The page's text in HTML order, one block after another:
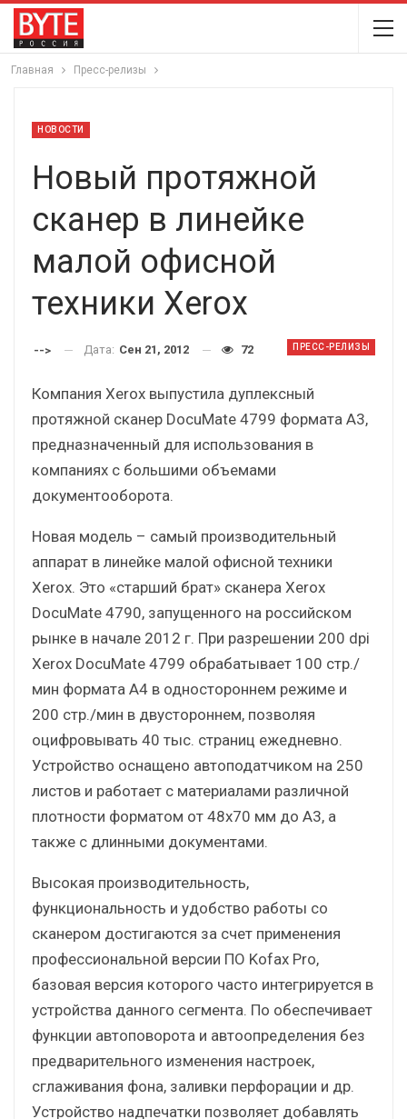
Главная Пресс-релизы
НОВОСТИ
Новый протяжной
сканер в линейке
малой офисной
техники Xerox
ПРЕСС-РЕЛИЗЫ
--> Дата: Сен 21, 2012 72
Компания Xerox выпустила дуплексный
протяжной сканер DocuMate 4799 формата А3,
предназначенный для использования в
компаниях с большими объемами
документооборота.
Новая модель – самый производительный
аппарат в линейке малой офисной техники
Xerox. Это «старший брат» сканера Xerox
DocuMate 4790, запущенного на российском
рынке в начале 2012 г. При разрешении 200 dpi
Xerox DocuMate 4799 обрабатывает 100 стр./
мин формата А4 в одностороннем режиме и
200 стр./мин в двустороннем, позволяя
оцифровывать 40 тыс. страниц ежедневно.
Устройство оснащено автоподатчиком на 250
листов и работает с материалами различной
плотности форматом от 48х70 мм до А3, а
также с длинными документами.
Высокая производительность,
функциональность и удобство работы со
сканером достигаются за счет применения
профессиональной версии ПО Kofax Pro,
базовая версия которого часто интегрируется в
устройства данного сегмента. По обеспечивает
функции автоповорота и автоопределения без
предварительного изменения настроек,
сглаживания фона, заливки перфорации и др.
Устройство надпечатки позволяет добавлять